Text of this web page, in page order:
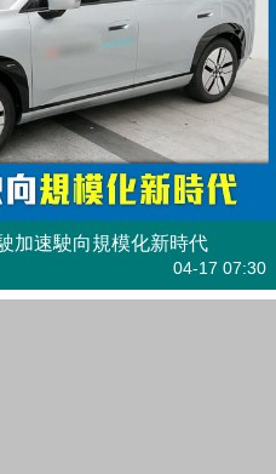
加速駛向規模化新時代
04-17 07:30